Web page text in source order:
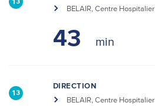
13
BELAIR, Centre Hospitalier
43
13
DIRECTION
BELAIR, Centre Hospitalier